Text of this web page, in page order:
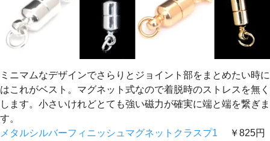
ミニマムなデザインでさらりとジョイント部をまとめたい時に
はこれがベスト。マグネット式なので着脱時のストレスを無く
します。小さいけれどとても強い磁力が確実に端と端を繋ぎま
す。
メタルシルバーフィニッシュマグネットクラスプ1
￥825円